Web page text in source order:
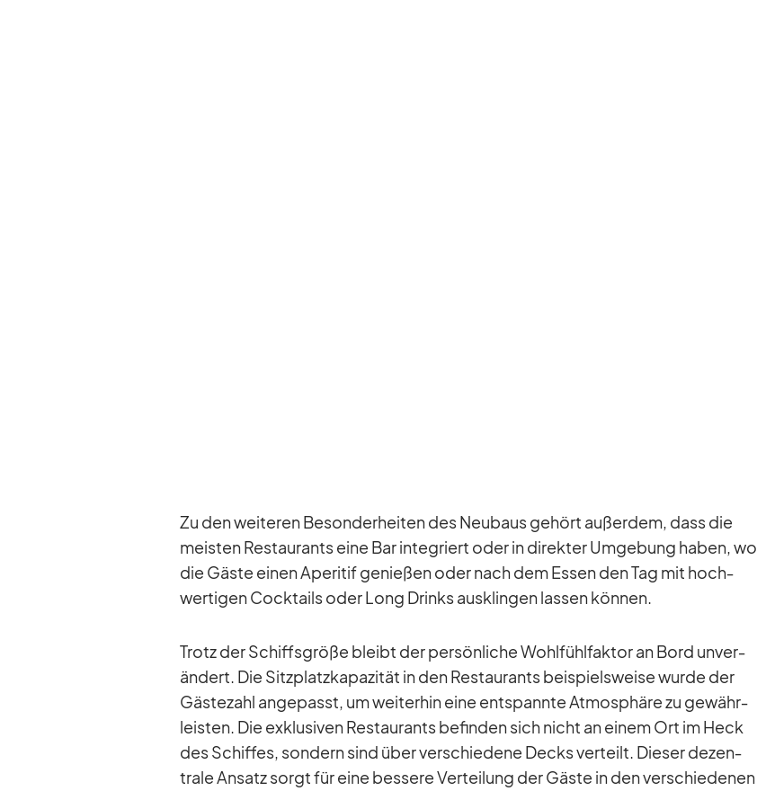
Zu den wei­te­ren Be­son­der­hei­ten des Neu­baus ge­hört au­ßer­dem, dass die
meis­ten Re­stau­rants eine Bar in­te­griert oder in di­rek­ter Um­ge­bung ha­ben, wo
die Gäste ei­nen Ape­ri­tif ge­nie­ßen oder nach dem Es­sen den Tag mit hoch­
wer­ti­gen Cock­tails oder Long Drinks aus­klin­gen las­sen kön­nen.
Trotz der Schiffs­größe bleibt der per­sön­li­che Wohl­fühl­fak­tor an Bord un­ver­
än­dert. Die Sitz­platz­ka­pa­zi­tät in den Re­stau­rants bei­spiels­weise wurde der
Gäs­te­zahl an­ge­passt, um wei­ter­hin eine ent­spannte At­mo­sphäre zu ge­währ­
leis­ten. Die ex­klu­si­ven Re­stau­rants be­fin­den sich nicht an ei­nem Ort im Heck
des Schif­fes, son­dern sind über ver­schie­dene Decks ver­teilt. Die­ser de­zen­
trale An­satz sorgt für eine bes­sere Ver­tei­lung der Gäste in den ver­schie­de­nen